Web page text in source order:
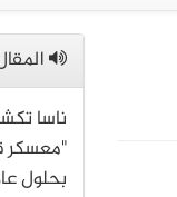
ناسا
"معسكر
بحلول عام